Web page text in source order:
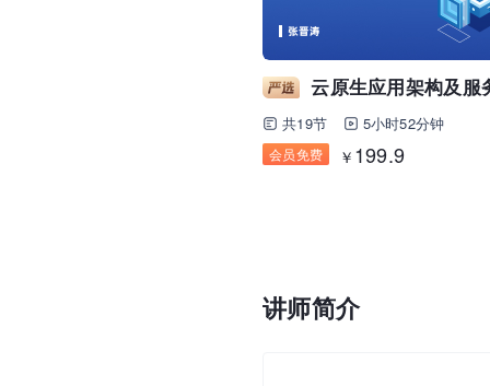
云原生应用架构及服
共19节 5小时52分钟
会员免费 ￥ 199.9
讲师简介